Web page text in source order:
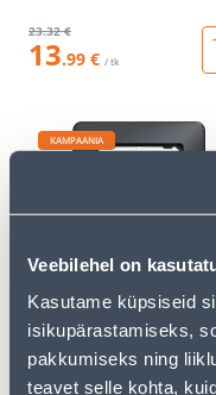
Veebilehel on
Kasutame küpsiseid
isikupärastamiseks,
pakkumiseks ning
teavet selle kohta,
23.32 €
13.99 € / tk
KAMPAANIA
ELECTRIC SEDNA
ANTRATSIIT